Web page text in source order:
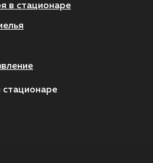
в стационаре
стационаре